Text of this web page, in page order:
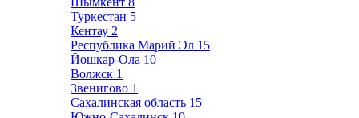
Туркестан 5
Кентау 2
Республика Марий Эл 15
Йошкар-Ола 10
Волжск 1
Звенигово 1
Сахалинская область 15